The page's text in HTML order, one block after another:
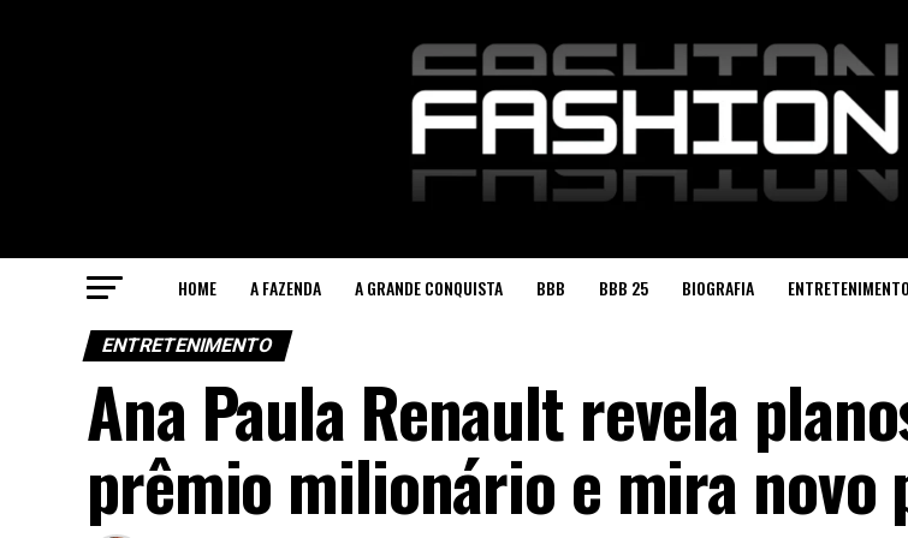
HOME A FAZENDA A GRANDE CONQUISTA BBB BBB 25 BIOGRAFIA ENTRETENIMENTO
ENTRETENIMENTO
Ana Paula Renault revela
prêmio milionário e mira novo